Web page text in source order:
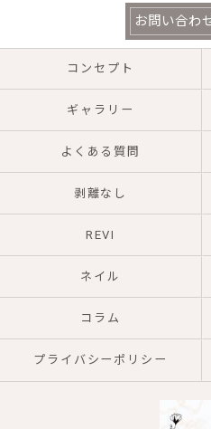
お問い合わ
コンセプト
ギャラリー
よくある質問
剥離なし
REVI
ネイル
コラム
プライバシーポリシー